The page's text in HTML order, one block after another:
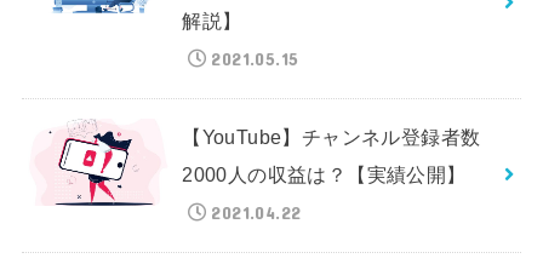
解説】
2021.05.15
【YouTube】チャンネル登録者数
2000人の収益は？【実績公開】
2021.04.22